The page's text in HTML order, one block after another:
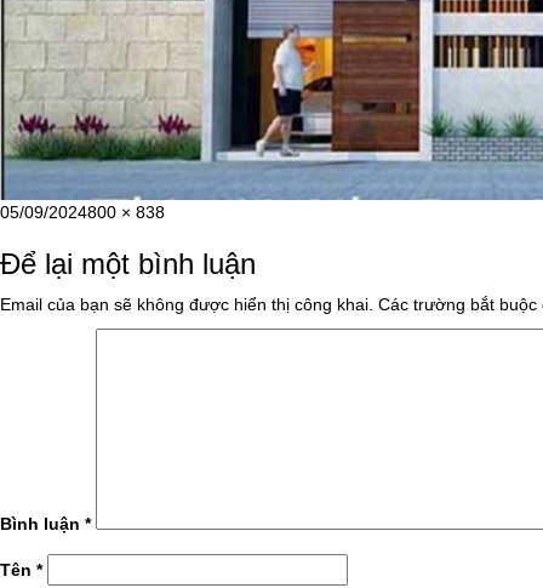
Đăng
ngày
05/09/2024Kích
đầy
800 × 838
Để lại một bình luận
Email của bạn sẽ không được hiển thị công khai. Các trường bắt buộc
Bình luận *
Tên *